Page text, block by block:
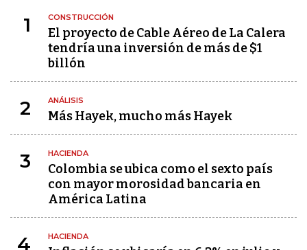
1 CONSTRUCCIÓN
El proyecto de Cable Aéreo de La Calera
tendría una inversión de más de $1
billón
2 ANÁLISIS
Más Hayek, mucho más Hayek
3 HACIENDA
Colombia se ubica como el sexto país
con mayor morosidad bancaria en
América Latina
4 HACIENDA